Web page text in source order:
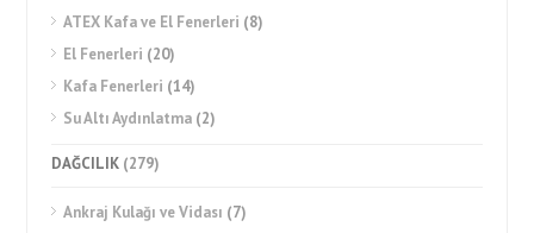
ATEX Kafa ve El Fenerleri (8)
El Fenerleri (20)
Kafa Fenerleri (14)
Su Altı Aydınlatma (2)
DAĞCILIK (279)
Ankraj Kulağı ve Vidası (7)